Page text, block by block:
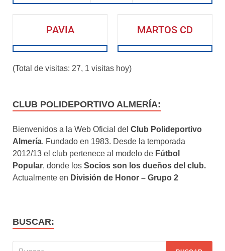
PAVIA MARTOS CD
(Total de visitas: 27, 1 visitas hoy)
CLUB POLIDEPORTIVO ALMERÍA:
Bienvenidos a la Web Oficial del Club Polideportivo
Almería. Fundado en 1983. Desde la temporada
2012/13 el club pertenece al modelo de Fútbol
Popular, donde los Socios son los dueños del club.
Actualmente en División de Honor – Grupo 2
BUSCAR: